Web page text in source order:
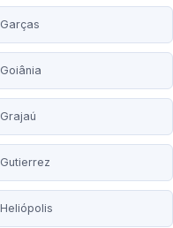
Garças
Goiânia
Grajaú
Gutierrez
Heliópolis